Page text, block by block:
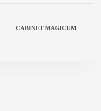
CABINET MAGICUM